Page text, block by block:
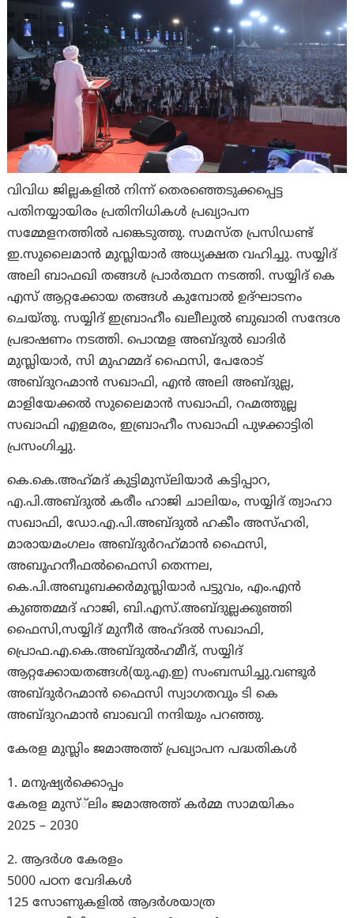
വിവിധ ജില്ലകളില്‍ നിന്ന് തെരഞ്ഞെടുക്കപ്പെട്ട
പതിനയ്യായിരം പ്രതിനിധികൾ പ്രഖ്യാപന
സമ്മേളനത്തില്‍ പങ്കെടുത്തു.‍ സമസ്ത പ്രസിഡണ്ട്
ഇ.സുലൈമാന്‍ മുസ്ലിയാര്‍ അധ്യക്ഷത വഹിച്ചു. സയ്യിദ്
അലി ബാഫഖി തങ്ങള്‍ പ്രാര്‍ത്ഥന നടത്തി. സയ്യിദ് കെ
എസ് ആറ്റക്കോയ തങ്ങള്‍ കുമ്പോൽ ഉദ്ഘാടനം
ചെയ്തു. സയ്യിദ് ഇബ്രാഹീം ഖലീലുല്‍ ബുഖാരി സന്ദേശ
പ്രഭാഷണം നടത്തി. പൊന്മള അബ്ദുല്‍ ഖാദിര്‍
മുസ്ലിയാര്‍, സി മുഹമ്മദ് ഫൈസി, പേരോട്
അബ്ദുറഹ്മാന്‍ സഖാഫി, എന്‍ അലി അബ്ദുല്ല,
മാളിയേക്കല്‍ സുലൈമാന്‍ സഖാഫി, റഹ്മത്തുല്ല
സഖാഫി എളമരം, ഇബ്രാഹീം സഖാഫി പുഴക്കാട്ടിരി
പ്രസംഗിച്ചു.
കെ.കെ.അഹ്‌മദ് കുട്ടിമുസ്‌ലിയാർ കട്ടിപ്പാറ,
എ.പി.അബ്ദുൽ കരീം ഹാജി ചാലിയം, സയ്യിദ് ത്വാഹാ
സഖാഫി, ഡോ.എ.പി.അബ്ദുൽ ഹകീം അസ്ഹരി,
മാരായമംഗലം അബ്ദുർറഹ്‌മാൻ ഫൈസി,
അബൂഹനീഫൽഫൈസി തെന്നല,
കെ.പി.അബൂബക്കർമുസ്ലിയാർ പട്ടുവം, എം.എൻ
കുഞ്ഞമ്മദ് ഹാജി, ബി.എസ്.അബ്ദുല്ലക്കുഞ്ഞി
ഫൈസി,സയ്യിദ് മുനീർ അഹ്ദൽ സഖാഫി,
പ്രൊഫ.എ.കെ.അബ്ദുൽഹമീദ്, സയ്യിദ്
ആറ്റക്കോയതങ്ങൾ(യു.എ.ഇ) സംബന്ധിച്ചു.വണ്ടൂർ
അബ്ദുർറഹ്മാൻ ഫൈസി സ്വാഗതവും ടി കെ
അബ്ദുറഹ്മാന്‍ ബാഖവി നന്ദിയും പറഞ്ഞു.
കേരള മുസ്ലിം ജമാഅത്ത് പ്രഖ്യാപന പദ്ധതികള്‍
1. മനുഷ്യര്‍ക്കൊപ്പം
കേരള മുസ്്‌ലിം ജമാഅത്ത് കര്‍മ്മ സാമയികം
2025 – 2030
2. ആദര്‍ശ കേരളം
5000 പഠന വേദികള്‍
125 സോണുകളില്‍ ആദര്‍ശയാത്ര